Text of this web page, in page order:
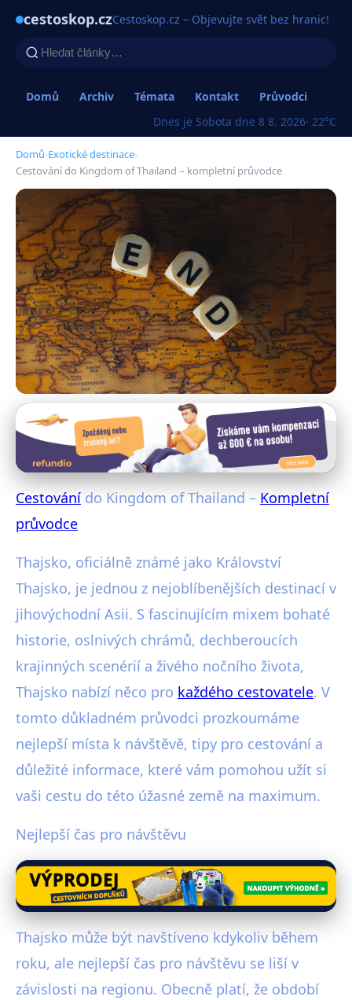
cestoskop.czCestoskop.cz – Objevujte svět bez hranic!
Domů Archiv Témata Kontakt
Průvodci
Dnes je Sobota dne 8 8. 2026· 22°C
Domů›Exotické destinace›
Cestování do Kingdom of Thailand – kompletní průvodce
Exotické destinace
Cestování do Kingdom of
Thailand – kompletní průvodce
27. 1. 2026
Cestování do Kingdom of Thailand – Kompletní
průvodce
Thajsko, oficiálně známé jako Království
Thajsko, je jednou z nejoblíbenějších destinací v
jihovýchodní Asii. S fascinujícím mixem bohaté
historie, oslnivých chrámů, dechberoucích
krajinných scenérií a živého nočního života,
Thajsko nabízí něco pro každého cestovatele. V
tomto důkladném průvodci prozkoumáme
nejlepší místa k návštěvě, tipy pro cestování a
důležité informace, které vám pomohou užít si
vaši cestu do této úžasné země na maximum.
Nejlepší čas pro návštěvu
Thajsko může být navštíveno kdykoliv během
roku, ale nejlepší čas pro návštěvu se liší v
závislosti na regionu. Obecně platí, že období